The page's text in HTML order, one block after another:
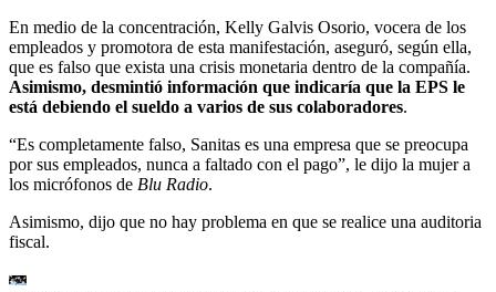
En medio de la concentración, Kelly Galvis Osorio, vocera de los
empleados y promotora de esta manifestación, aseguró, según ella,
que es falso que exista una crisis monetaria dentro de la compañía.
Asimismo, desmintió información que indicaría que la EPS le
está debiendo el sueldo a varios de sus colaboradores.
“Es completamente falso, Sanitas es una empresa que se preocupa
por sus empleados, nunca a faltado con el pago”, le dijo la mujer a
los micrófonos de Blu Radio.
Asimismo, dijo que no hay problema en que se realice una auditoria
fiscal.